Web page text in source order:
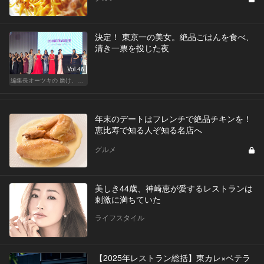
Vol.46
編集長オーツキの 磨け、バカ舌！ 学べ、オトナの遊び
決定！ 東京一の美女。絶品ごはんを食べ、
清き一票を投じた夜
年末のデートはフレンチで絶品チキンを！
恵比寿で知る人ぞ知る名店へ
グルメ
美しき44歳、神崎恵が愛するレストランは
刺激に満ちていた
ライフスタイル
【2025年レストラン総括】東カレ×ベテラ